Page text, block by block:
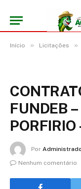
Início » Licitações »
FUNDEB
Por
Nenhum comentário